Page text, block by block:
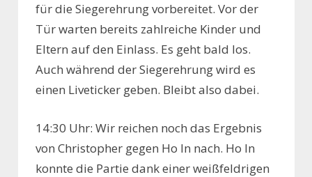
für die Siegerehrung vorbereitet. Vor der
Tür warten bereits zahlreiche Kinder und
Eltern auf den Einlass. Es geht bald los.
Auch während der Siegerehrung wird es
einen Liveticker geben. Bleibt also dabei.
14:30 Uhr: Wir reichen noch das Ergebnis
von Christopher gegen Ho In nach. Ho In
konnte die Partie dank einer weißfeldrigen